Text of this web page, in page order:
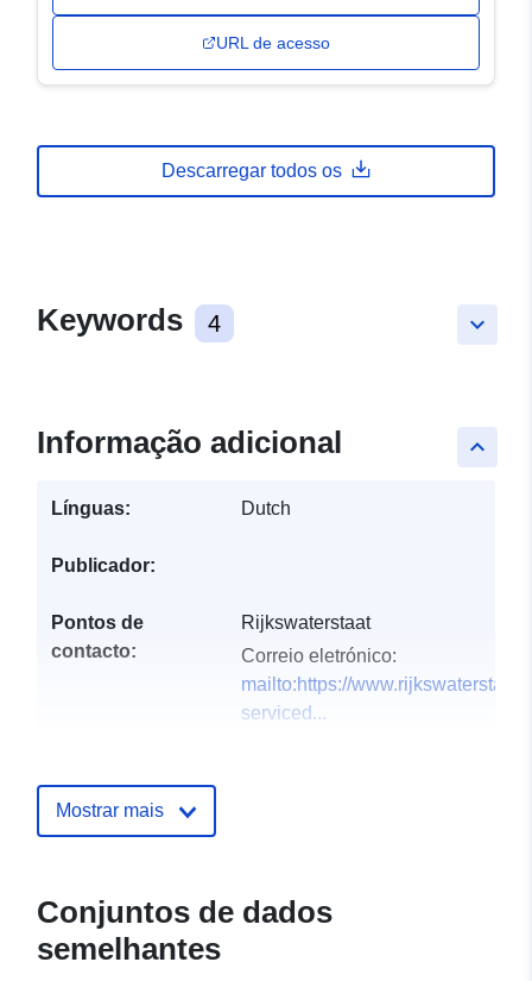
URL de acesso
Descarregar todos os
keyboard_arrow_down
Keywords 4
keyboard_arrow_up
Informação adicional
Línguas: Dutch
Publicador:
Pontos de
contacto:
Rijkswaterstaat
Correio eletrónico:
mailto:https://
serviced...
catálogo:
uriRef:
http://data.europa.eu/88u/dataset/
Mostrar mais
Conjuntos de dados
semelhantes